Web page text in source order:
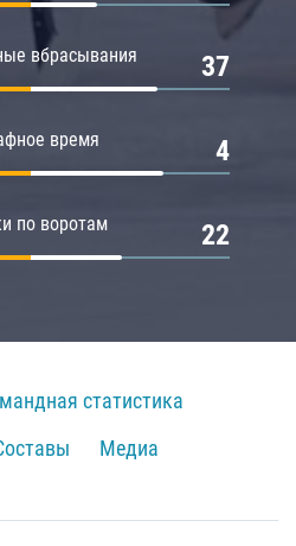
вбрасывания 37
время 4
по воротам 22
статистика
Медиа